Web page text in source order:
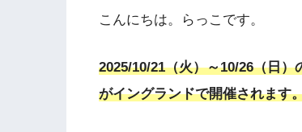
こんにちは。らっこです。
2025/10/21（火）～10/26（日
がイングランドで開催されます